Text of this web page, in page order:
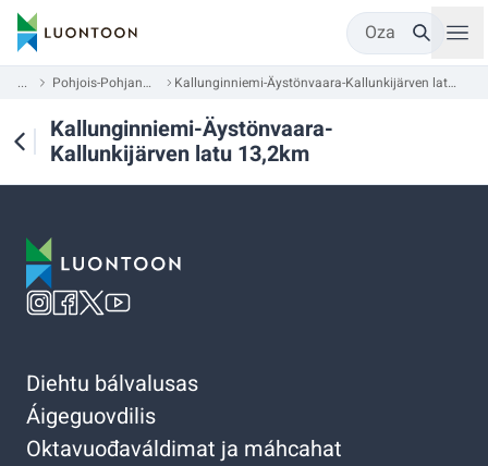
Oza
... Pohjois-Pohjanmaa Kallunginniemi-Äystönvaara-Kallunkijärven latu 13,2km
Kallunginniemi-Äystönvaara-
Kallunkijärven latu 13,2km
Diehtu bálvalusas
Áigeguovdilis
Oktavuođaváldimat ja máhcahat